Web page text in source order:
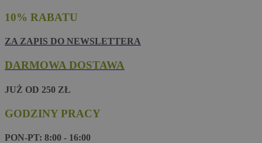
10% RABATU
ZA ZAPIS DO NEWSLETTERA
DARMOWA DOSTAWA
JUŻ OD 250 ZŁ
GODZINY PRACY
PON-PT: 8:00 - 16:00